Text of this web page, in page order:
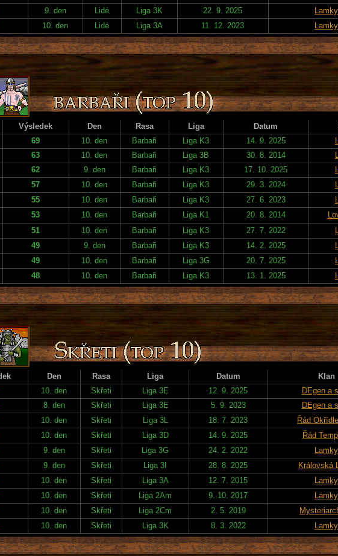
9. den Lidé Liga 3K 22. 9. 2025
Lamky
10. den Lidé Liga 3A 11. 12. 2023 Lamky
Výsledek Den Rasa Liga Datum
69 10. den Barbaři Liga K3 14. 9. 2025
63 10. den Barbaři Liga 3B 30. 8. 2014
62 9. den Barbaři Liga K3 17. 10. 2025
57 10. den Barbaři Liga K3 29. 3. 2024
55 10. den Barbaři Liga K3 27. 6. 2023
53 10. den Barbaři Liga K1 20. 8. 2014
51 10. den Barbaři Liga K3 27. 7. 2022
49 9. den Barbaři Liga K3 14. 2. 2025
49 10. den Barbaři Liga 3G 20. 7. 2025
48 10. den Barbaři Liga K3 13. 1. 2025
Den Rasa Liga Datum
Klan
10. den Skřeti Liga 3E 12. 9. 2025
DEgen a
8. den Skřeti Liga 3E 5. 9. 2023
DEgen a
10. den Skřeti Liga 3L 18. 7. 2023
Řád
10. den Skřeti Liga 3D 14. 9. 2025
Řád
9. den Skřeti Liga 3G 24. 2. 2022
Lamky
9. den Skřeti Liga 3I 28. 8. 2025
Královská
10. den Skřeti Liga 3A 12. 7. 2015
Lamky
10. den Skřeti Liga 2Am 9. 10. 2017
Lamky
10. den Skřeti Liga 2Cm 2. 5. 2019
10. den Skřeti Liga 3K 8. 3. 2022 Lamky